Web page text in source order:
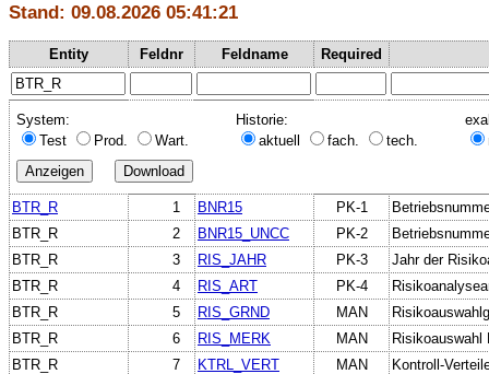
Stand: 09.08.2026 05:41:21
Entity Feldnr Feldname Required
System:
Test
Prod. Wart.
Historie:
aktuell
fach. tech.
BTR_R 1 BNR15 PK-1
BTR_R
2 BNR15_UNCC PK-2
BTR_R
3 RIS_JAHR PK-3
Jahr der
BTR_R
4 RIS_ART PK-4
BTR_R
5 RIS_GRND MAN
BTR_R
6 RIS_MERK MAN
Risikoauswahl
BTR_R
7 KTRL_VERT MAN
Kontroll-